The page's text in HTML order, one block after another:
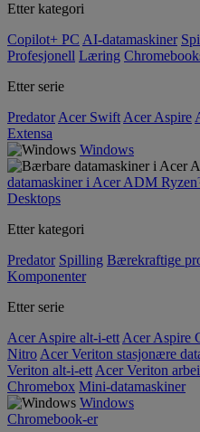
Etter kategori
Copilot+ PC AI-datamaskiner
Profesjonell Læring
Etter serie
Predator Acer Swift Acer Aspire
Extensa
Windows
datamaskiner i Acer ADM
Desktops
Etter kategori
Predator Spilling Bærekraftige
Komponenter
Etter serie
Acer Aspire alt-i-ett Acer Aspire
Nitro Acer Veriton stasjonære
Veriton alt-i-ett Acer Veriton
Chromebox Mini-datamaskiner
Windows
Chromebook-er